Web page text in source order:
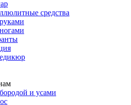
средства
и усами